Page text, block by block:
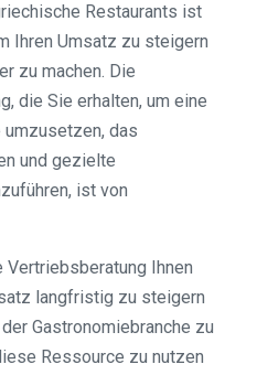
Restaurants ist
Ihren Umsatz zu steigern
zu machen. Die
die Sie erhalten, um eine
das
und gezielte
ist von
Vertriebsberatung Ihnen
langfristig zu steigern
Gastronomiebranche zu
Ressource zu nutzen